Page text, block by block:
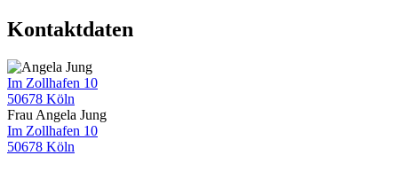
Kontaktdaten
Im Zollhafen 10
50678 Köln
Frau Angela Jung
Im Zollhafen 10
50678 Köln